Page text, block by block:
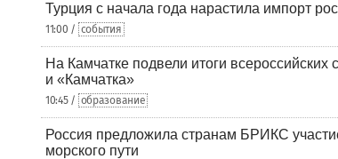
Турция с начала года нарастила импорт
11:00 / события
На Камчатке подвели итоги
и «Камчатка»
10:45 / образование
Россия предложила странам БРИКС
морского пути